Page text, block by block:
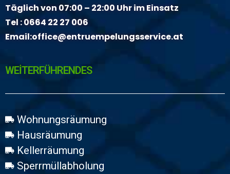
Täglich von 07:00 – 22:00 Uhr im Einsatz
Tel :0664 22 27 006
Email:office@entruempelungsservice.at
WEİTERFÜHRENDES
Wohnungsräumung
Hausräumung
Kellerräumung
Sperrmüllabholung